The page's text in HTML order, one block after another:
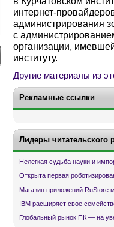
интернет-
администрирования
с
организации,
институту.
Другие материалы из
Рекламные ссылки
Лидеры читательского
Нелегкая судьба науки и
Открыта первая
Магазин приложений RuStore
IBM расширяет свое
Глобальный рынок ПК — на